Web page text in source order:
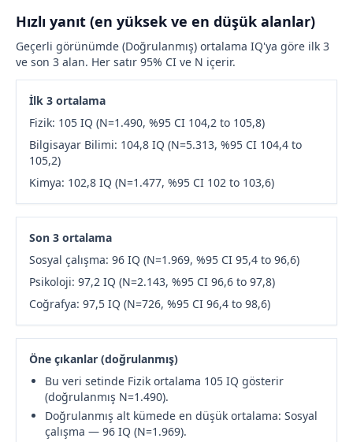
Hızlı yanıt (en yüksek ve en düşük alanlar)
Geçerli görünümde (Doğrulanmış) ortalama IQ'ya göre ilk 3
ve son 3 alan. Her satır 95% CI ve N içerir.
İlk 3 ortalama
Fizik: 105 IQ (N=1.490, %95 CI 104,2 to 105,8)
Bilgisayar Bilimi: 104,8 IQ (N=5.313, %95 CI 104,4 to
105,2)
Kimya: 102,8 IQ (N=1.477, %95 CI 102 to 103,6)
Son 3 ortalama
Sosyal çalışma: 96 IQ (N=1.969, %95 CI 95,4 to 96,6)
Psikoloji: 97,2 IQ (N=2.143, %95 CI 96,6 to 97,8)
Coğrafya: 97,5 IQ (N=726, %95 CI 96,4 to 98,6)
Öne çıkanlar (doğrulanmış)
Bu veri setinde Fizik ortalama 105 IQ gösterir
(doğrulanmış N=1.490).
Doğrulanmış alt kümede en düşük ortalama: Sosyal
çalışma — 96 IQ (N=1.969).